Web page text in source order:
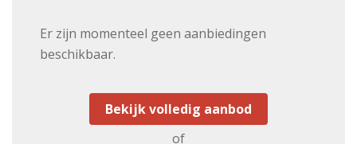
Er zijn momenteel geen aanbiedingen
beschikbaar.
Bekijk volledig aanbod
of